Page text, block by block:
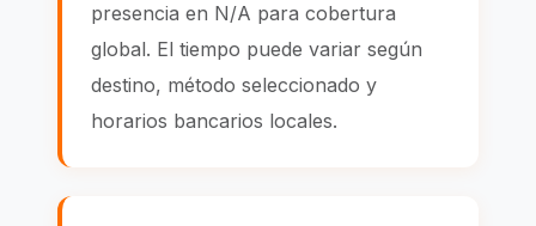
presencia en N/A para cobertura
global. El tiempo puede variar según
destino, método seleccionado y
horarios bancarios locales.